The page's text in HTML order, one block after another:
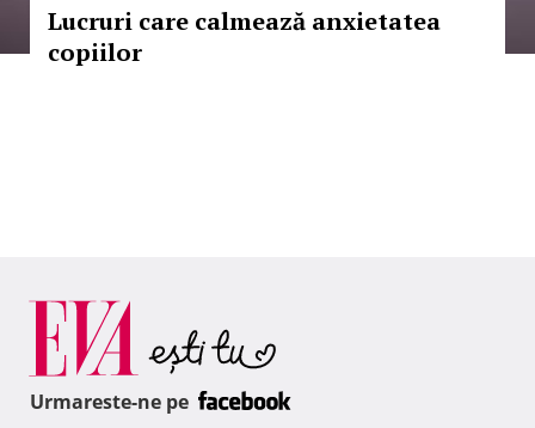
Lucruri care calmează anxietatea
copiilor
Urmareste-ne pe